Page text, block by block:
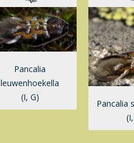
Pancalia
leuwenhoekella
(I, G)
Pancalia